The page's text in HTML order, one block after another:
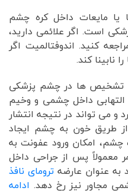
یا مایعات داخل کره چشم
است. اگر علائمی دارید،
کنید. اندوفتالمیت اگر
نابینا کند.
تشخیص ها در چشم پزشکی
التهابی داخل چشمی و وخیم
و می تواند در نتیجه انتشار
طریق خون به چشم ایجاد
چشم، امکان ورود عفونت به
معمولاً پس از جراحی داخل
عنوان عارضه ترومای نافذ
مجاور نیز رخ دهد. ادامه